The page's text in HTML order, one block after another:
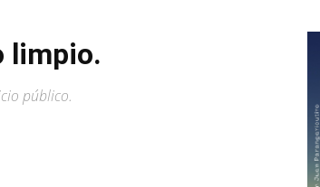
limpio.
público.